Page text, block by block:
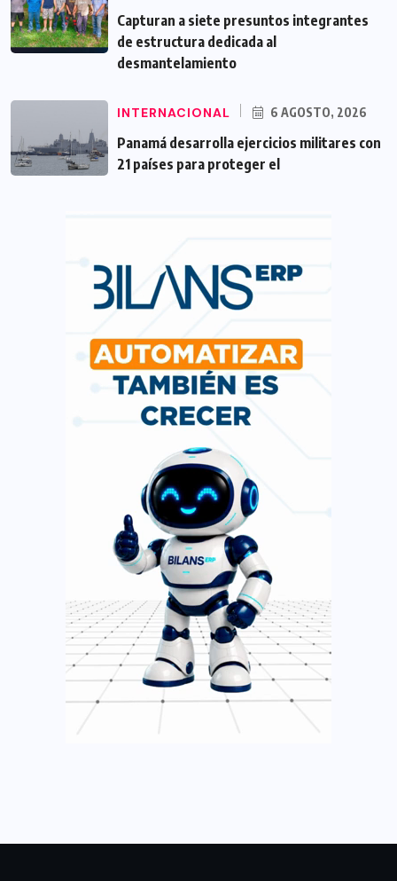
Capturan a siete presuntos integrantes
de estructura dedicada al
desmantelamiento
INTERNACIONAL 6 AGOSTO, 2026
Panamá desarrolla ejercicios militares con
21 países para proteger el